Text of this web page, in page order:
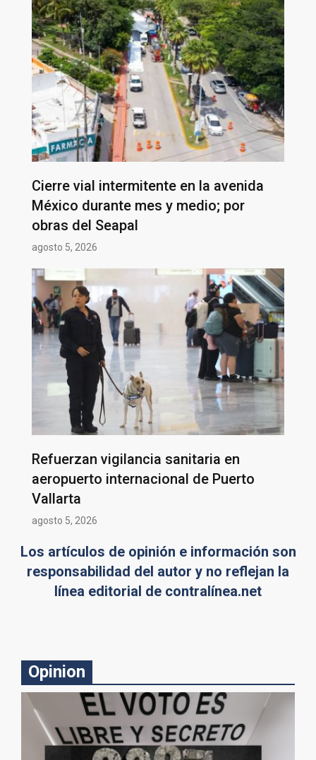
Cierre vial intermitente en la avenida
México durante mes y medio; por
obras del Seapal
agosto 5, 2026
Refuerzan vigilancia sanitaria en
aeropuerto internacional de Puerto
Vallarta
agosto 5, 2026
Los artículos de opinión e información son
responsabilidad del autor y no reflejan la
línea editorial de contralínea.net
Opinion